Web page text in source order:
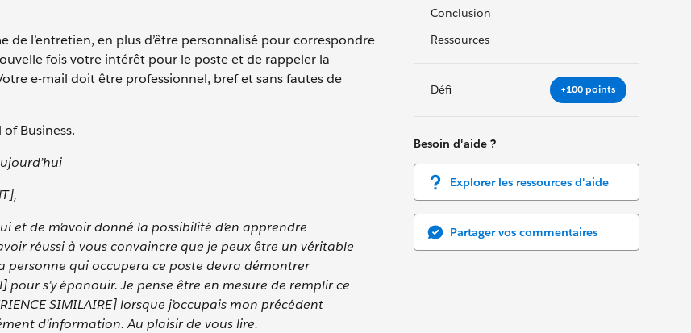
Conclusion
Ressources
Défi +100 points
Besoin d'aide ?
Explorer les ressources d'aide
Partager vos commentaires
l’entretien, en plus d’être personnalisé pour correspondre
fois votre intérêt pour le poste et de rappeler la
e-mail doit être professionnel, bref et sans fautes de
Business.
et de m’avoir donné la possibilité d’en apprendre
réussi à vous convaincre que je peux être un véritable
personne qui occupera ce poste devra démontrer
pour s’y épanouir. Je pense être en mesure de remplir ce
SIMILAIRE] lorsque j’occupais mon précédent
d’information. Au plaisir de vous lire.